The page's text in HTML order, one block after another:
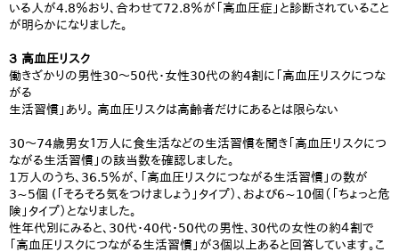
いる人が4.8％おり、合わせて72.8％が「高血圧症」と診断されていること
が明らかになりました。
３ 高血圧リスク
働きざかりの男性30～50代・女性30代の約4割に「高血圧リスクにつな
がる
生活習慣」あり。 高血圧リスクは高齢者だけにあるとは限らない
30～74歳男女１万人に食生活などの生活習慣を聞き「高血圧リスクにつ
ながる生活習慣」の該当数を確認しました。
1万人のうち、36.5％が、「高血圧リスクにつながる生活習慣」の数が
3~5個 (「そろそろ気をつけましょう」タイプ）、および6~10個（「ちょっと危
険」タイプ）となりました。
性年代別にみると、30代・40代・50代の男性、30代の女性の約４割で
「高血圧リスクにつながる生活習慣」が３個以上あると回答しています。こ